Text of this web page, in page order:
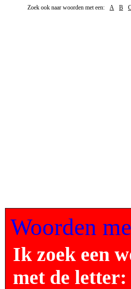
Zoek ook naar woorden met een: A B
Woorden
Ik zoek een
met de letter: